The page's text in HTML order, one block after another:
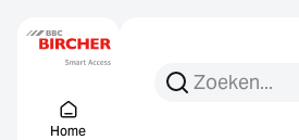
Home
Zoeken:
Zoek op